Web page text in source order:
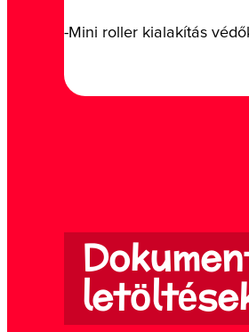
-Mini roller kialakítás